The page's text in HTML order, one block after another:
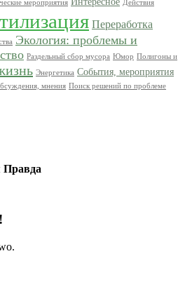
мероприятия Действия
Переработка
Экология: проблемы и
Раздельный сбор мусора Юмор Полигоны и
Энергетика События, мероприятия
мнения Поиск решений по проблеме
Правда